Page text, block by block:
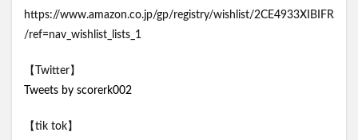
https://www.amazon.co.jp/gp/registry/wishlist/2CE4933XIBIFR
/ref=nav_wishlist_lists_1
【Twitter】
Tweets by scorerk002
【tik tok】